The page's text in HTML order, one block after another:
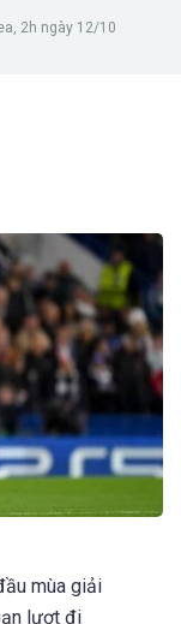
2h ngày 12/10
mùa giải
lượt đi